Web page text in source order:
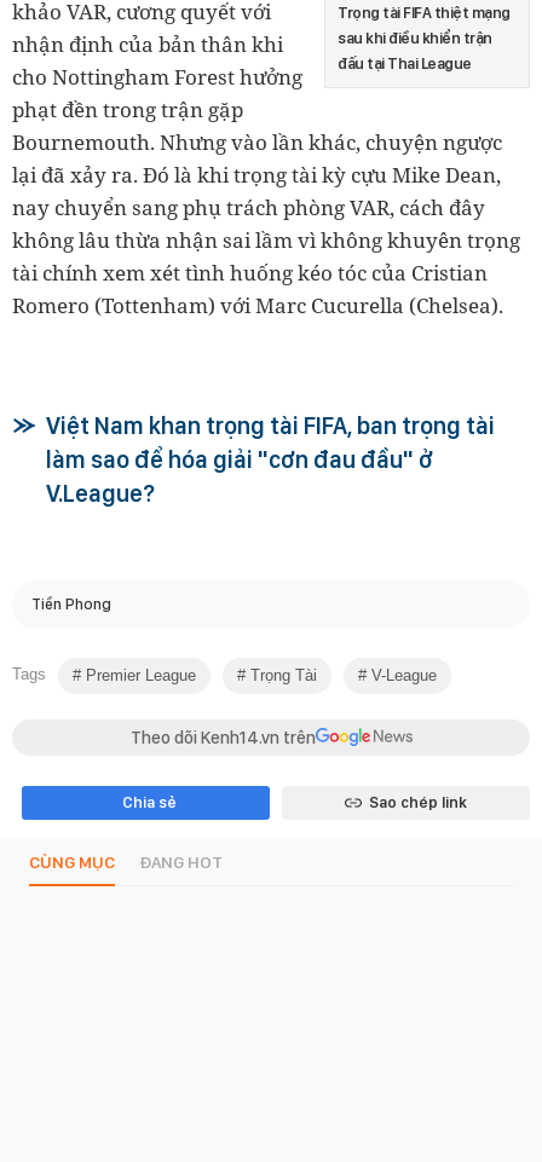
Trọng tài FIFA thiệt mạng
sau khi điều khiển trận
đấu tại Thai League
khảo VAR, cương quyết với
nhận định của bản thân khi
cho Nottingham Forest hưởng
phạt đền trong trận gặp
Bournemouth. Nhưng vào lần khác, chuyện ngược
lại đã xảy ra. Đó là khi trọng tài kỳ cựu Mike Dean,
nay chuyển sang phụ trách phòng VAR, cách đây
không lâu thừa nhận sai lầm vì không khuyên trọng
tài chính xem xét tình huống kéo tóc của Cristian
Romero (Tottenham) với Marc Cucurella (Chelsea).
Việt Nam khan trọng tài FIFA, ban trọng tài
làm sao để hóa giải "cơn đau đầu" ở
V.League?
Tiền Phong
Tags Premier League Trọng Tài V-League
Theo dõi Kenh14.vn trên
Chia sẻ Sao chép link
CÙNG MỤC ĐANG HOT